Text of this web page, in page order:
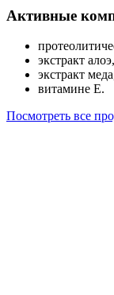
Активные
экстракт алоэ,
экстракт
витамине Е.
Посмотреть все